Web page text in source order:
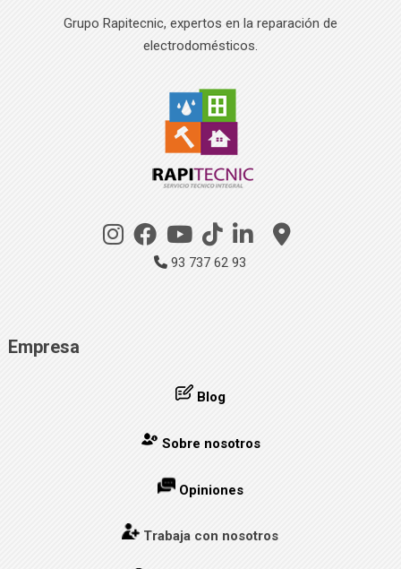
Grupo Rapitecnic, expertos en la reparación de
electrodomésticos.
93 737 62 93
Empresa
Blog
Sobre nosotros
Opiniones
Trabaja con nosotros